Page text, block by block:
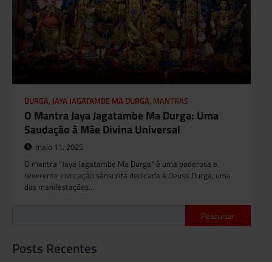
DURGA, JAYA JAGATAMBE MA DURGA, MANTRAS
O Mantra Jaya Jagatambe Ma Durga: Uma
Saudação à Mãe Divina Universal
maio 11, 2025
O mantra “Jaya Jagatambe Ma Durga” é uma poderosa e
reverente invocação sânscrita dedicada à Deusa Durga, uma
das manifestações…
Pesquisar
Posts Recentes